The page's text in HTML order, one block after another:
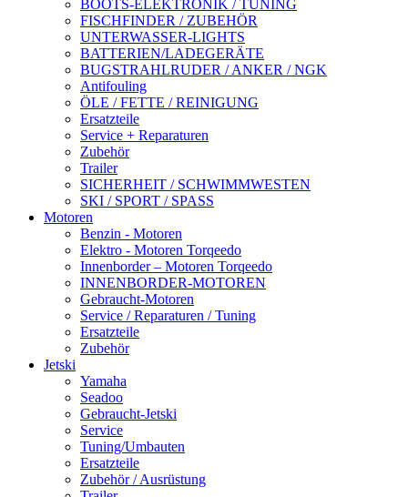
BOOTS-ELEKTRONIK / TUNING
FISCHFINDER / ZUBEHÖR
UNTERWASSER-LIGHTS
BATTERIEN/LADEGERÄTE
BUGSTRAHLRUDER / ANKER / NGK
Antifouling
ÖLE / FETTE / REINIGUNG
Ersatzteile
Service + Reparaturen
Zubehör
Trailer
SICHERHEIT / SCHWIMMWESTEN
SKI / SPORT / SPASS
Motoren
Benzin - Motoren
Elektro - Motoren Torqeedo
Innenborder – Motoren Torqeedo
INNENBORDER-MOTOREN
Gebraucht-Motoren
Service / Reparaturen / Tuning
Ersatzteile
Zubehör
Jetski
Yamaha
Seadoo
Gebraucht-Jetski
Service
Tuning/Umbauten
Ersatzteile
Zubehör / Ausrüstung